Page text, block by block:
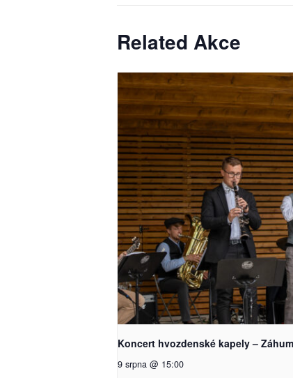
Related Akce
Koncert hvozdenské kapely –
9 srpna @ 15:00